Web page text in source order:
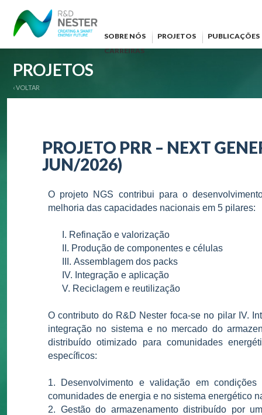
SOBRE NÓS PROJETOS
PUBLICAÇÕES
CARREIRAS
PROJETOS
‹ VOLTAR
PROJETO PRR – NEXT
JUN/2026)
O projeto NGS contribui para o
melhoria das capacidades nacionais em 5 pilares:
I. Refinação e valorização
II. Produção de componentes e células
III. Assemblagem dos packs
IV. Integração e aplicação
V. Reciclagem e reutilização
O contributo do R&D Nester foca-se no pilar IV.
integração no sistema e no mercado do
distribuído otimizado para comunidades
específicos:
1. Desenvolvimento e validação em
comunidades de energia e no sistema energético
2. Gestão do armazenamento distribuído por